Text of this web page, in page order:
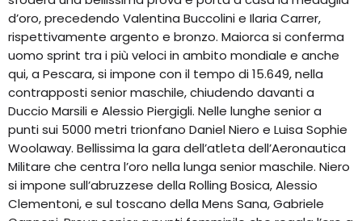
d’oro, precedendo Valentina Buccolini e Ilaria Carrer,
rispettivamente argento e bronzo. Maiorca si conferma
uomo sprint tra i più veloci in ambito mondiale e anche
qui, a Pescara, si impone con il tempo di 15.649, nella
contrapposti senior maschile, chiudendo davanti a
Duccio Marsili e Alessio Piergigli. Nelle lunghe senior a
punti sui 5000 metri trionfano Daniel Niero e Luisa Sophie
Woolaway. Bellissima la gara dell’atleta dell’Aeronautica
Militare che centra l’oro nella lunga senior maschile. Niero
si impone sull’abruzzese della Rolling Bosica, Alessio
Clementoni, e sul toscano della Mens Sana, Gabriele